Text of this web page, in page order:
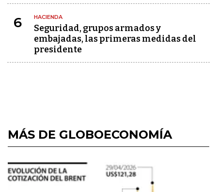
6 HACIENDA
Seguridad, grupos armados y
embajadas, las primeras medidas del
presidente
MÁS DE GLOBOECONOMÍA